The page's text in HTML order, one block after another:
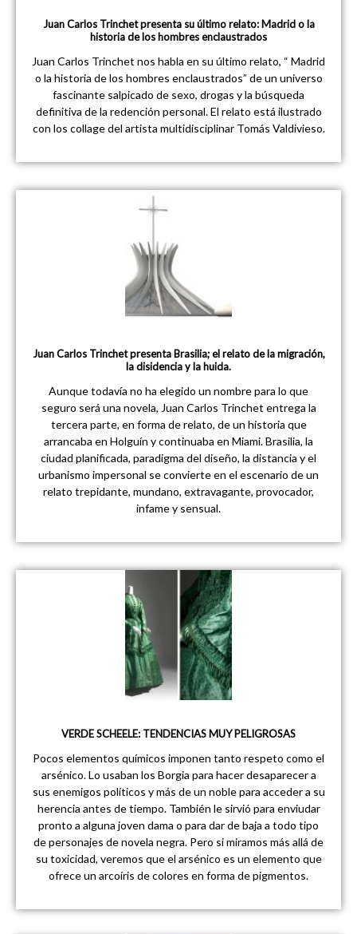
Juan Carlos Trinchet presenta su último relato: Madrid o la
historia de los hombres enclaustrados
Juan Carlos Trinchet nos habla en su último relato, “ Madrid
o la historia de los hombres enclaustrados” de un universo
fascinante salpicado de sexo, drogas y la búsqueda
definitiva de la redención personal. El relato está ilustrado
con los collage del artista multidisciplinar Tomás Valdivieso.
Juan Carlos Trinchet presenta Brasilia; el relato de la migración,
la disidencia y la huida.
Aunque todavía no ha elegido un nombre para lo que
seguro será una novela, Juan Carlos Trinchet entrega la
tercera parte, en forma de relato, de un historia que
arrancaba en Holguín y continuaba en Miami. Brasilia, la
ciudad planificada, paradigma del diseño, la distancia y el
urbanismo impersonal se convierte en el escenario de un
relato trepidante, mundano, extravagante, provocador,
infame y sensual.
VERDE SCHEELE: TENDENCIAS MUY PELIGROSAS
Pocos elementos químicos imponen tanto respeto como el
arsénico. Lo usaban los Borgia para hacer desaparecer a
sus enemigos políticos y más de un noble para acceder a su
herencia antes de tiempo. También le sirvió para enviudar
pronto a alguna joven dama o para dar de baja a todo tipo
de personajes de novela negra. Pero si miramos más allá de
su toxicidad, veremos que el arsénico es un elemento que
ofrece un arcoíris de colores en forma de pigmentos.